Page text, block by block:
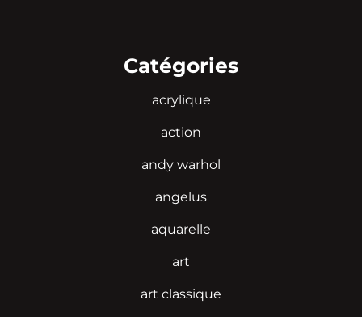
Catégories
acrylique
action
andy warhol
angelus
aquarelle
art
art classique